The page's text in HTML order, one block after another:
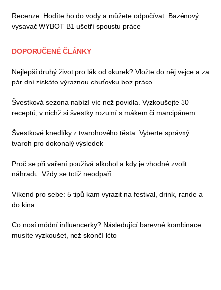
Recenze: Hodíte ho do vody a můžete odpočívat. Bazénový
vysavač WYBOT B1 ušetří spoustu práce
DOPORUČENÉ ČLÁNKY
Nejlepší druhý život pro lák od okurek? Vložte do něj vejce a za
pár dní získáte výraznou chuťovku bez práce
Švestková sezona nabízí víc než povidla. Vyzkoušejte 30
receptů, v nichž si švestky rozumí s mákem či marcipánem
Švestkové knedlíky z tvarohového těsta: Vyberte správný
tvaroh pro dokonalý výsledek
Proč se při vaření používá alkohol a kdy je vhodné zvolit
náhradu. Vždy se totiž neodpaří
Víkend pro sebe: 5 tipů kam vyrazit na festival, drink, rande a
do kina
Co nosí módní influencerky? Následující barevné kombinace
musíte vyzkoušet, než skončí léto